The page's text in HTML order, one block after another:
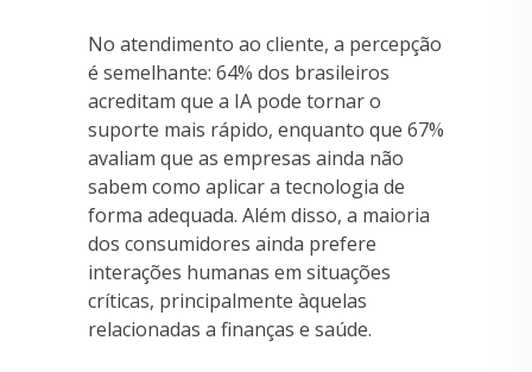
No atendimento ao cliente, a percepção
é semelhante: 64% dos brasileiros
acreditam que a IA pode tornar o
suporte mais rápido, enquanto que 67%
avaliam que as empresas ainda não
sabem como aplicar a tecnologia de
forma adequada. Além disso, a maioria
dos consumidores ainda prefere
interações humanas em situações
críticas, principalmente àquelas
relacionadas a finanças e saúde.